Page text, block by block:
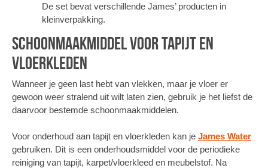
De set bevat verschillende James’ producten in
kleinverpakking.
Schoonmaakmiddel voor tapijt en
vloerkleden
Wanneer je geen last hebt van vlekken, maar je vloer er
gewoon weer stralend uit wilt laten zien, gebruik je het liefst de
daarvoor bestemde schoonmaakmiddelen.
Voor onderhoud aan tapijt en vloerkleden kan je James Water
gebruiken. Dit is een onderhoudsmiddel voor de periodieke
reiniging van tapijt, karpet/vloerkleed en meubelstof. Na